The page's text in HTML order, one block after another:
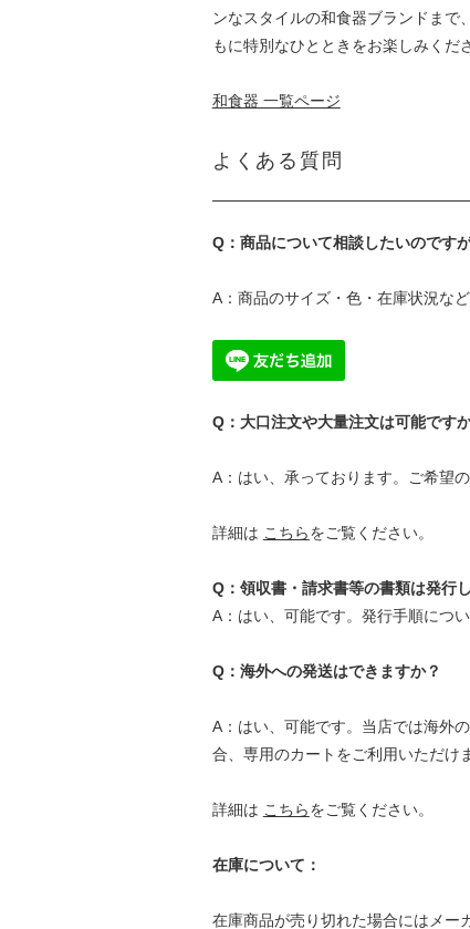
ンなスタイルの和食器ブランドまで
もに特別なひとときをお楽しみくだ
和食器 一覧ページ
よくある質問
Q：商品について相談したいのです
A：商品のサイズ・色・在庫状況な
Q：大口注文や大量注文は可能です
A：はい、承っております。ご希望
詳細は こちらをご覧ください。
Q：領収書・請求書等の書類は発行
A：はい、可能です。発行手順につい
Q：海外への発送はできますか？
A：はい、可能です。当店では海外
合、専用のカートをご利用いただけ
詳細は こちらをご覧ください。
在庫について：
在庫商品が売り切れた場合にはメー